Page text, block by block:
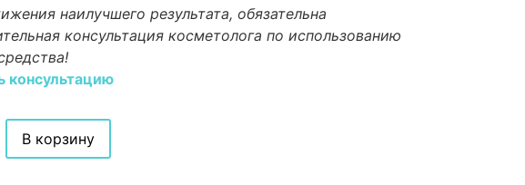
наилучшего результата, обязательна
консультация косметолога по использованию
консультацию
В корзину